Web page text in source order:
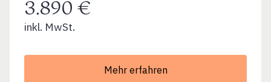
3.890 €
inkl. MwSt.
Mehr erfahren